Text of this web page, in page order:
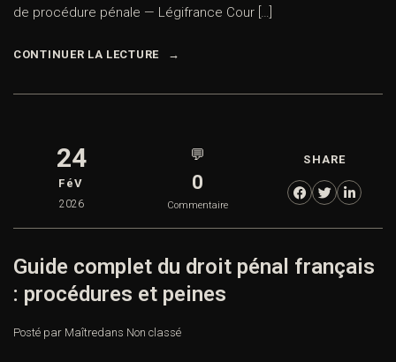
de procédure pénale — Légifrance Cour […]
CONTINUER LA LECTURE
24
FéV
2026
💬
0
Commentaire
SHARE
Guide complet du droit pénal français
: procédures et peines
Posté par Maîtredans Non classé